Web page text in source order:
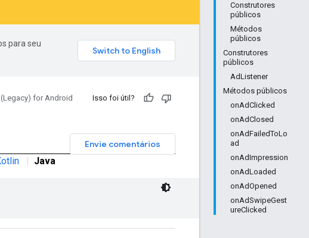
Construtores
públicos
Métodos
públicos
Construtores
públicos
AdListener
Métodos públicos
onAdClicked
onAdClosed
onAdFailedToLo
ad
onAdImpression
onAdLoaded
onAdOpened
onAdSwipeGest
ureClicked
para seu
for Android
Isso foi útil?
Envie comentários
| Java